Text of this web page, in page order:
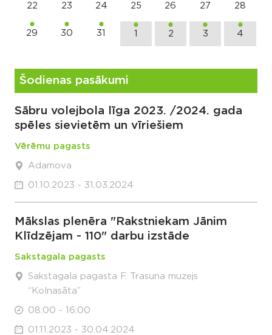
22 23 24 25 26 27 28
29 30 31 1 2 3 4
Šodienas pasākumi
Sābru volejbola līga 2023. /2024. gada
spēles sievietēm un vīriešiem
Vērēmu pagasts
Adamova
01.10.2023 - 31.03.2024
Mākslas plenēra "Rakstniekam Jānim
Klīdzējam - 110" darbu izstāde
Sakstagala pagasts
Sakstagala pagasta F. Trasuna muzejs
“Kolnasāta”
08:00 - 16:00
01.11.2023 - 30.04.2024